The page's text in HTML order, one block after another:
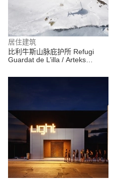
居住建筑
比利牛斯山脉庇护所 Refugi
Guardat de L’illa / Arteks
Arquitectura i Paissatge